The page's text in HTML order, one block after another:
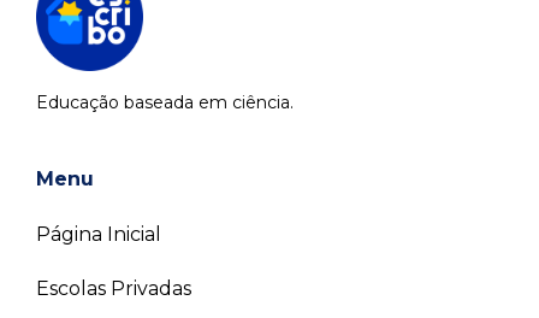
Educação baseada em ciência.
Menu
Página Inicial
Escolas Privadas